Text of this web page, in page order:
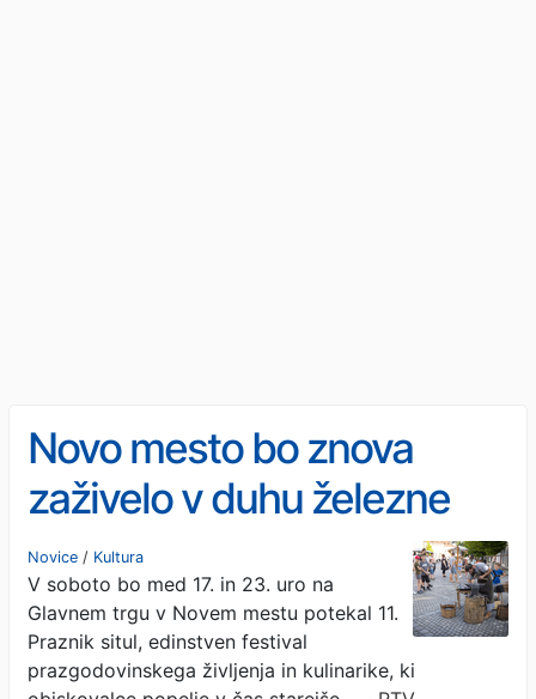
Novo mesto bo znova
zaživelo v duhu železne
dobe
Novice / Kultura
V soboto bo med 17. in 23. uro na
Glavnem trgu v Novem mestu potekal 11.
Praznik situl, edinstven festival
prazgodovinskega življenja in kulinarike, ki